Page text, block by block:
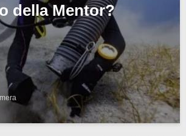
della Mentor?